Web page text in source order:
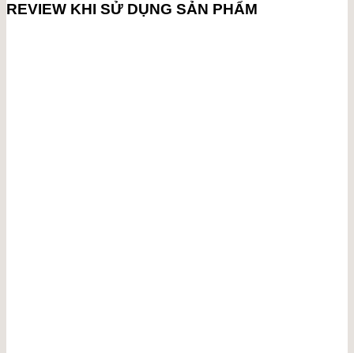
REVIEW KHI SỬ DỤNG SẢN PHẨM